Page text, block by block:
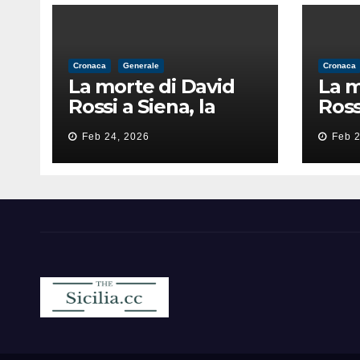
Cronaca Generale
La morte di David
Rossi a Siena, la
perizia lancia la
pista di
un’intimidazione
Feb 24, 2026
Cronaca
La
Feb